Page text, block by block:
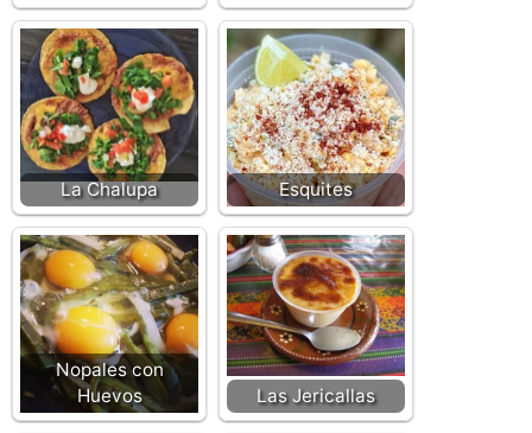
La Chalupa Esquites
Nopales con
Huevos
Las Jericallas